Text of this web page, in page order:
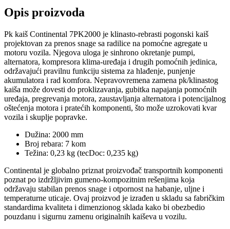
Opis proizvoda
Pk kaiš Continental 7PK2000 je klinasto-rebrasti pogonski kaiš
projektovan za prenos snage sa radilice na pomoćne agregate u
motoru vozila. Njegova uloga je sinhrono okretanje pumpi,
alternatora, kompresora klima-uređaja i drugih pomoćnih jedinica,
održavajući pravilnu funkciju sistema za hlađenje, punjenje
akumulatora i rad komfora. Nepravovremena zamena pk/klinastog
kaiša može dovesti do proklizavanja, gubitka napajanja pomoćnih
uređaja, pregrevanja motora, zaustavljanja alternatora i potencijalnog
oštećenja motora i pratećih komponenti, što može uzrokovati kvar
vozila i skuplje popravke.
Dužina: 2000 mm
Broj rebara: 7 kom
Težina: 0,23 kg (tecDoc: 0,235 kg)
Continental je globalno priznat proizvođač transportnih komponenti
poznat po izdržljivim gumeno-kompozitnim rešenjima koja
održavaju stabilan prenos snage i otpornost na habanje, uljne i
temperaturne uticaje. Ovaj proizvod je izrađen u skladu sa fabričkim
standardima kvaliteta i dimenzionog sklada kako bi obezbedio
pouzdanu i sigurnu zamenu originalnih kaiševa u vozilu.